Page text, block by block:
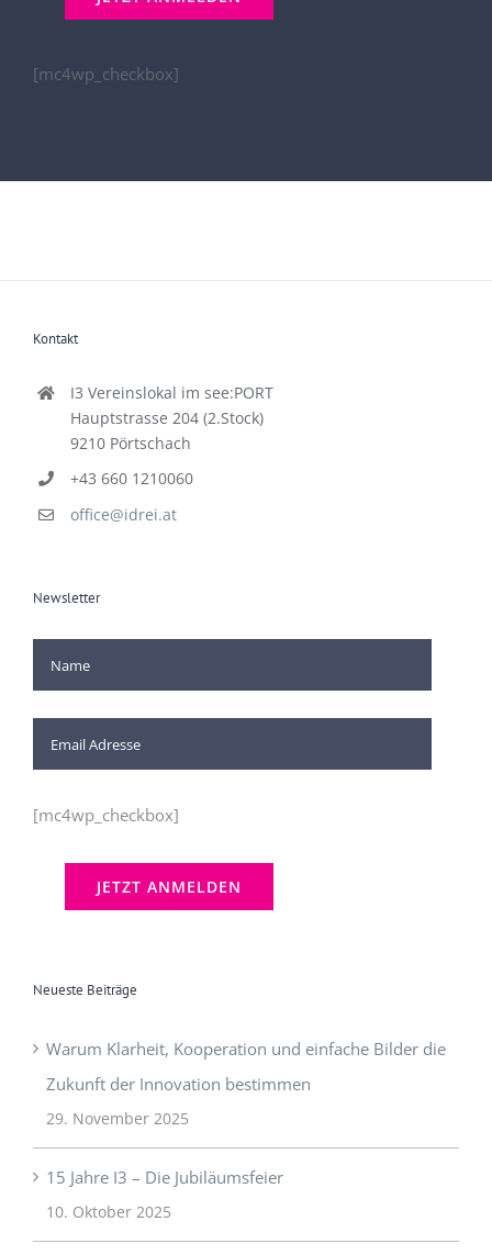
[mc4wp_checkbox]
Kontakt
I3 Vereinslokal im see:PORT
Hauptstrasse 204 (2.Stock)
9210 Pörtschach
+43 660 1210060
office@idrei.at
Newsletter
[mc4wp_checkbox]
Neueste Beiträge
Warum Klarheit, Kooperation und einfache Bilder die
Zukunft der Innovation bestimmen
29. November 2025
15 Jahre I3 – Die Jubiläumsfeier
10. Oktober 2025